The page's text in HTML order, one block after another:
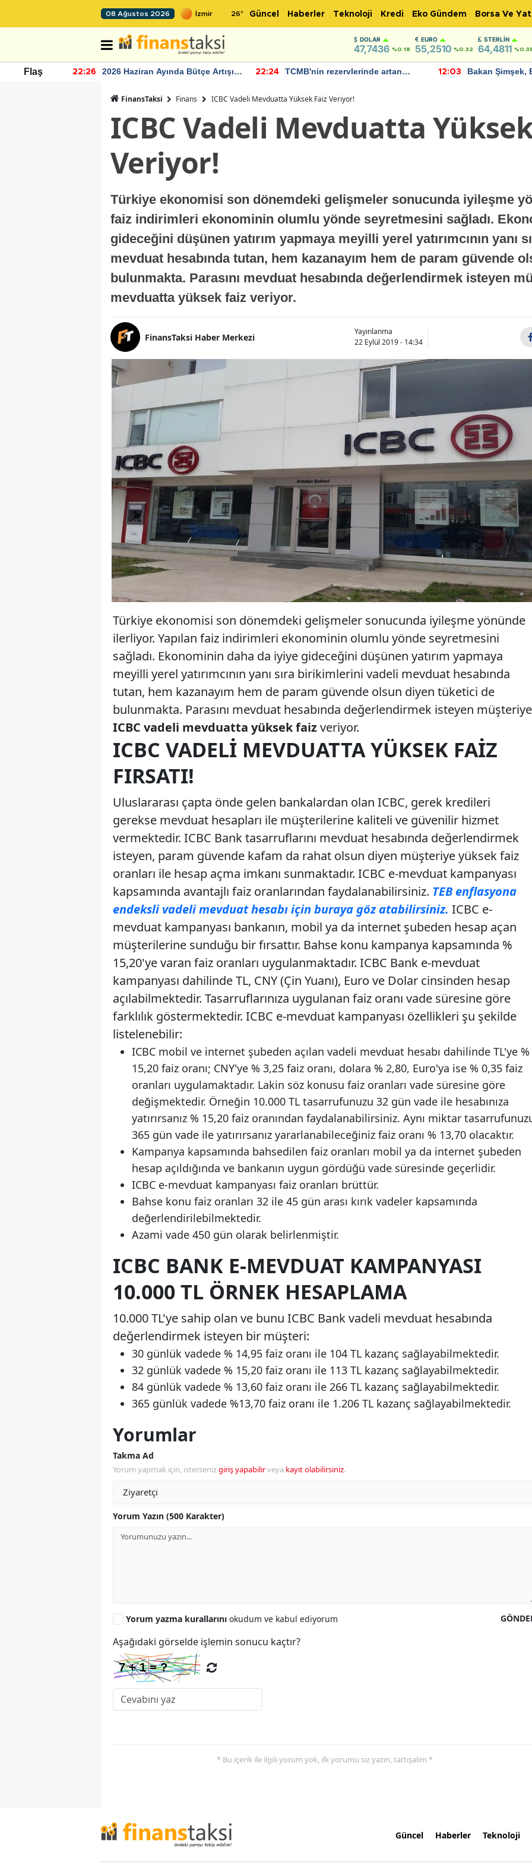
08 Ağustos 2026 26° Güncel Haberler Teknoloji Kredi Eko Gündem Borsa Ve
DOLAR
47,7436 %0.18
EURO
55,2510 %0.32
STERLIN
64,4811
Flaş 22:26
2026 Haziran Ayında Bütçe Artışı
22:24
TCMB'nin rezervlerinde artan
12:03
Bakan Şimşek,
FinansTaksi Finans ICBC Vadeli Mevduatta Yüksek Faiz Veriyor!
ICBC Vadeli Mevduatta
Veriyor!
Türkiye ekonomisi son dönemdeki gelişmeler sonucunda iyileşme
faiz indirimleri ekonominin olumlu yönde seyretmesini sağladı.
gideceğini düşünen yatırım yapmaya meyilli yerel yatırımcının yanı
mevduat hesabında tutan, hem kazanayım hem de param güvende
bulunmakta. Parasını mevduat hesabında değerlendirmek isteyen
mevduatta yüksek faiz veriyor.
FinansTaksi Haber Merkezi
Yayınlanma
22 Eylül 2019 - 14:34
Türkiye ekonomisi son dönemdeki gelişmeler sonucunda iyileşme yönünde
ilerliyor. Yapılan faiz indirimleri ekonominin olumlu yönde seyretmesini
sağladı. Ekonominin daha da iyiye gideceğini düşünen yatırım yapmaya
meyilli yerel yatırımcının yanı sıra birikimlerini vadeli mevduat hesabında
tutan, hem kazanayım hem de param güvende olsun diyen tüketici de
bulunmakta. Parasını mevduat hesabında değerlendirmek isteyen müşteriye
ICBC vadeli mevduatta yüksek faizveriyor.
ICBC VADELI MEVDUATTA YÜKSEK FAIZ
FIRSATI!
Uluslararası çapta önde gelen bankalardan olan ICBC, gerek kredileri
gerekse mevduat hesapları ile müşterilerine kaliteli ve güvenilir hizmet
vermektedir. ICBC Bank tasarruflarını mevduat hesabında değerlendirmek
isteyen, param güvende kafam da rahat olsun diyen müşteriye yüksek faiz
oranları ile hesap açma imkanı sunmaktadır. ICBC e-mevduat kampanyası
kapsamında avantajlı faiz oranlarından faydalanabilirsiniz. TEB enflasyona
endeksli vadeli mevduat hesabı için buraya göz atabilirsiniz. ICBC e-
mevduat kampanyası bankanın, mobil ya da internet şubeden hesap açan
müşterilerine sunduğu bir fırsattır. Bahse konu kampanya kapsamında %
15,20'ye varan faiz oranları uygulanmaktadır. ICBC Bank e-mevduat
kampanyası dahilinde TL, CNY (Çin Yuanı), Euro ve Dolar cinsinden hesap
açılabilmektedir. Tasarruflarınıza uygulanan faiz oranı vade süresine göre
farklılık göstermektedir. ICBC e-mevduat kampanyası özellikleri şu şekilde
listelenebilir:
ICBC mobil ve internet şubeden açılan vadeli mevduat hesabı dahilinde TL'ye %
15,20 faiz oranı; CNY'ye % 3,25 faiz oranı, dolara % 2,80, Euro'ya ise % 0,35 faiz
oranları uygulamaktadır. Lakin söz konusu faiz oranları vade süresine göre
değişmektedir. Örneğin 10.000 TL tasarrufunuzu 32 gün vade ile hesabınıza
yatırırsanız % 15,20 faiz oranından faydalanabilirsiniz. Aynı miktar
365 gün vade ile yatırırsanız yararlanabileceğiniz faiz oranı % 13,70 olacaktır.
Kampanya kapsamında bahsedilen faiz oranları mobil ya da internet şubeden
hesap açıldığında ve bankanın uygun gördüğü vade süresinde geçerlidir.
ICBC e-mevduat kampanyası faiz oranları brüttür.
Bahse konu faiz oranları 32 ile 45 gün arası kırık vadeler kapsamında
değerlendirilebilmektedir.
Azami vade 450 gün olarak belirlenmiştir.
ICBC BANK E-MEVDUAT KAMPANYASI
10.000 TL ÖRNEK HESAPLAMA
10.000 TL'ye sahip olan ve bunu ICBC Bank vadeli mevduat hesabında
değerlendirmek isteyen bir müşteri:
30 günlük vadede % 14,95 faiz oranı ile 104 TL kazanç sağlayabilmektedir.
32 günlük vadede % 15,20 faiz oranı ile 113 TL kazanç sağlayabilmektedir.
84 günlük vadede % 13,60 faiz oranı ile 266 TL kazanç sağlayabilmektedir.
365 günlük vadede %13,70 faiz oranı ile 1.206 TL kazanç sağlayabilmektedir.
Yorumlar
Takma Ad
Yorum yapmak için, istersenizgiriş yapabilirveya kayıt olabilirsiniz.
Yorum Yazın (500 Karakter)
Yorum yazma kurallarını okudum ve kabul ediyorum
Aşağıdaki görselde işlemin sonucu kaçtır?
* Bu içerik ile ilgili yorum yok, ilk yorumu siz yazın, tartışalım *
Güncel Haberler Teknoloji